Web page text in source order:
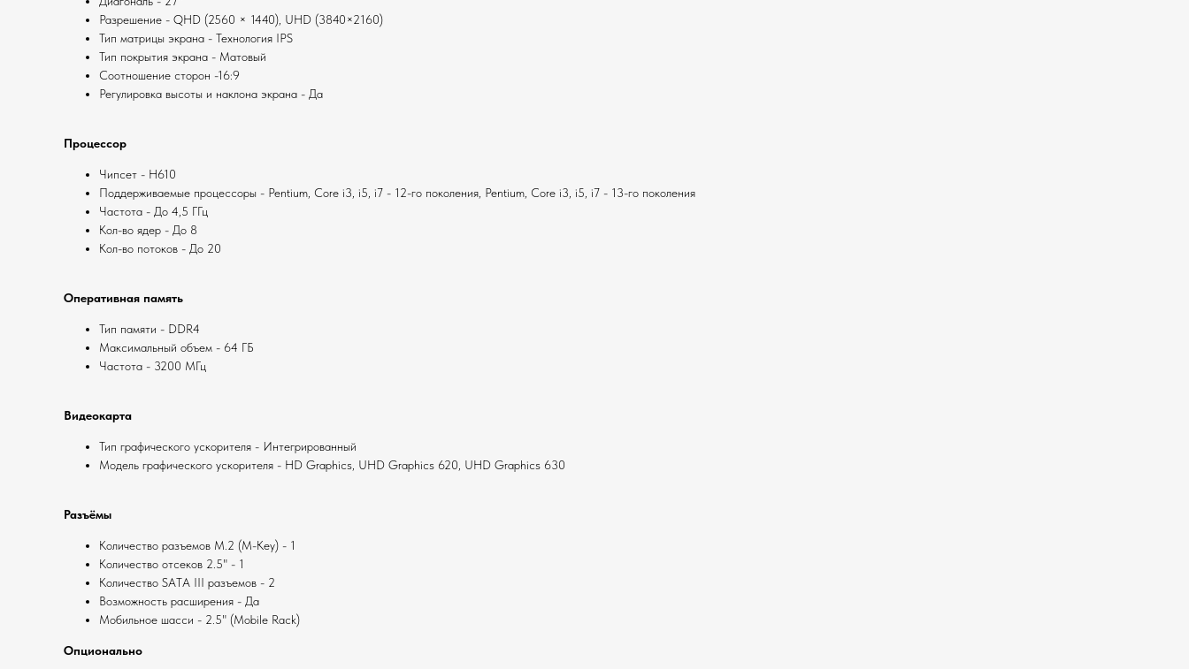
Разрешение - QHD (2560 × 1440), UHD (3840×2160)
Тип матрицы экрана - Технология IPS
Тип покрытия экрана - Матовый
Соотношение сторон -16:9
Регулировка высоты и наклона экрана - Да
Процессор
Чипсет - H610
Поддерживаемые процессоры - Pentium, Core i3, i5, i7 - 12-го поколения, Pentium, Core i3, i5, i7 - 13-го поколения
Частота - До 4,5 ГГц
Кол-во ядер - До 8
Кол-во потоков - До 20
Оперативная память
Тип памяти - DDR4
Максимальный объем - 64 ГБ
Частота - 3200 МГц
Видеокарта
Тип графического ускорителя - Интегрированный
Модель графического ускорителя - HD Graphics, UHD Graphics 620, UHD Graphics 630
Разъёмы
Количество разъемов М.2 (M-Key) - 1
Количество отсеков 2.5" - 1
Количество SATA III разъемов - 2
Возможность расширения - Да
Мобильное шасси - 2.5" (Mobile Rack)
Опционально